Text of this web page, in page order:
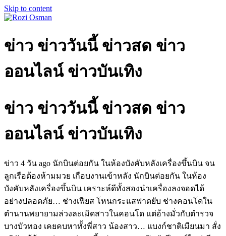
Skip to content
ข่าว ข่าววันนี้ ข่าวสด ข่าว
ออนไลน์ ข่าวบันเทิง
ข่าว ข่าววันนี้ ข่าวสด ข่าว
ออนไลน์ ข่าวบันเทิง
ข่าว 4 วัน ago นักบินต่อยกัน ในห้องบังคับหลังเครื่องขึ้นบิน จน
ลูกเรือต้องห้ามมวย เกือบงานเข้าหลัง นักบินต่อยกัน ในห้อง
บังคับหลังเครื่องขึ้นบิน เคราะห์ดีทั้งสองนำเครื่องลงจอดได้
อย่างปลอดภัย… ช่างเฟียส โหนกระแสฟาดยับ ช่างคอนโดใน
ตำนานพยายามล่วงละเมิดสาวในคอนโด แต่อ้างมั่วกับตำรวจ
บางบัวทอง เคยคบหาทั้งพี่สาว น้องสาว… แบงก์ชาติเมียนมา สั่ง